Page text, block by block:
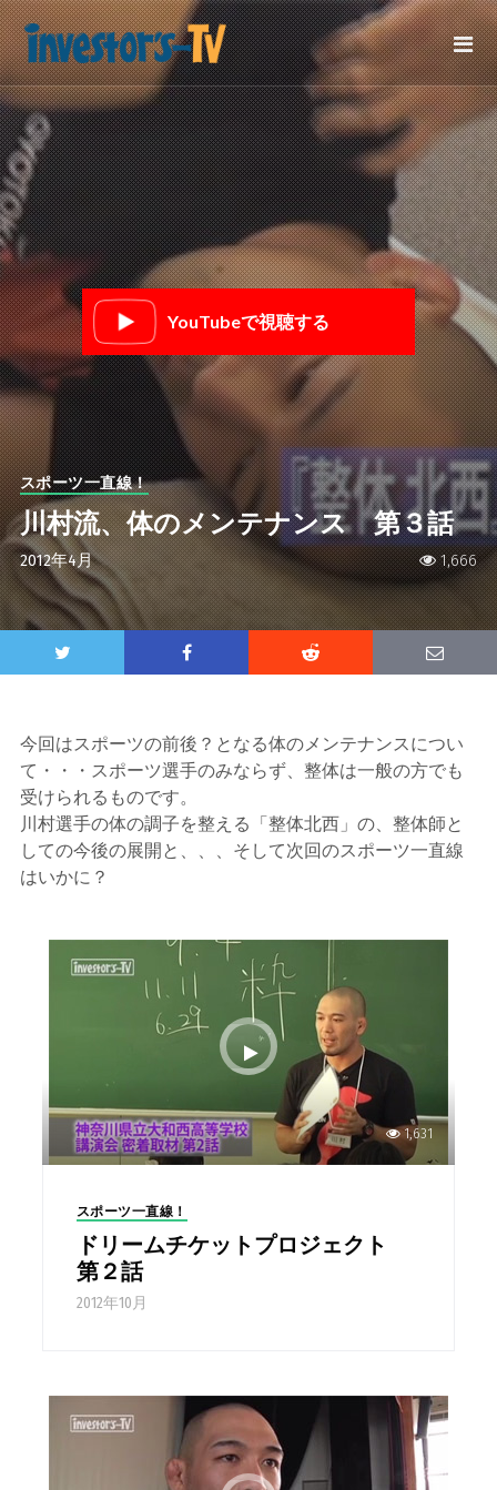
YouTubeで視聴する
1,666
スポーツ一直線！
川村流、体のメンテナンス 第３話
2012年4月
今回はスポーツの前後？となる体のメンテナンスについ
て・・・スポーツ選手のみならず、整体は一般の方でも
受けられるものです。
川村選手の体の調子を整える「整体北西」の、整体師と
しての今後の展開と、、、そして次回のスポーツ一直線
はいかに？
1,631
スポーツ一直線！
ドリームチケットプロジェクト
第２話
2012年10月